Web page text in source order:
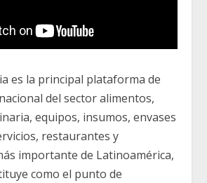
es la principal plataforma de
del sector alimentos,
equipos, insumos, envases
restaurantes y
importante de Latinoamérica,
como el punto de